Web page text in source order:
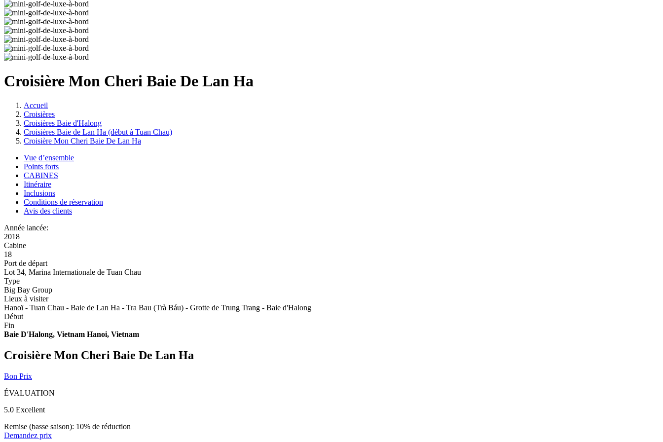
Croisière Mon Cheri Baie De Lan Ha
Accueil
Croisières
Croisières Baie d'Halong
Croisières Baie de Lan Ha (début à Tuan Chau)
Croisière Mon Cheri Baie De Lan Ha
Vue d’ensemble
Points forts
CABINES
Itinéraire
Inclusions
Conditions de réservation
Avis des clients
Année lancée:
2018
Cabine
18
Port de départ
Lot 34, Marina Internationale de Tuan Chau
Type
Big Bay Group
Lieux à visiter
Hanoï - Tuan Chau - Baie de Lan Ha - Tra Bau (Trà Báu) - Grotte de Trung Trang - Baie d'Halong
Début
Fin
Baie D'Halong, Vietnam Hanoi, Vietnam
Croisière Mon Cheri Baie De Lan Ha
Bon Prix
ÉVALUATION
5.0 Excellent
Remise (basse saison): 10% de réduction
Demandez prix